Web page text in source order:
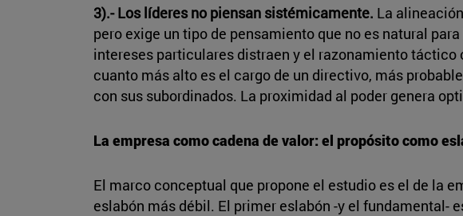
3).- Los líderes no piensan sistémicamente. La
pero exige un tipo de pensamiento que no es natural
intereses particulares distraen y el razonamiento
cuanto más alto es el cargo de un directivo, más
con sus subordinados. La proximidad al poder genera
La empresa como cadena de valor: el propósito como
El marco conceptual que propone el estudio es el de la
eslabón más débil. El primer eslabón -y el fundamental-